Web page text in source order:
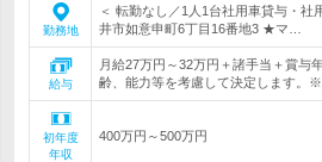
勤務地
＜ 転勤なし／1人1台社用車貸与・社
井市如意申町6丁目16番地3 ★マ…
給与
月給27万円～32万円＋諸手当＋賞与
齢、能力等を考慮して決定します。
初年度
年収
400万円～500万円